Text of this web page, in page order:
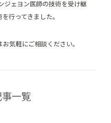
ジェヨン医師の技術を受け継
行ってきました。
気軽にご相談ください。
一覧